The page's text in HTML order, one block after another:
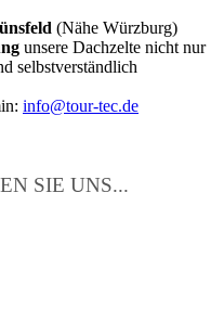
(Nähe Würzburg)
unsere Dachzelte nicht nur
selbstverständlich
info@tour-tec.de
SIE UNS...